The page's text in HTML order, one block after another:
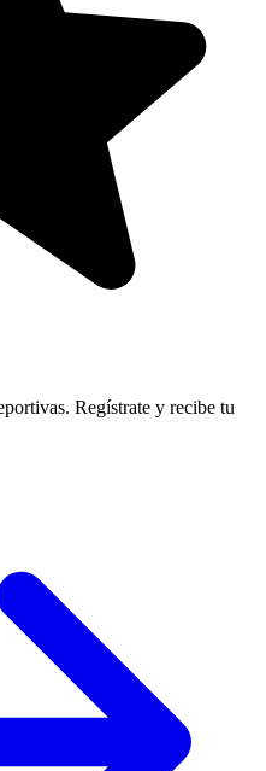
Regístrate y recibe tu